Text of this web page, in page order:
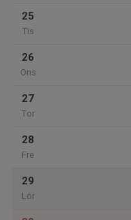
25
Tis
26
Ons
27
Tor
28
Fre
29
Lör